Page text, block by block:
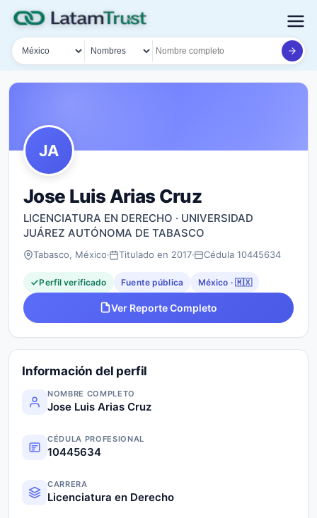
País
Tipo de búsqueda
Nombre o documento
JA
Jose Luis Arias Cruz
LICENCIATURA EN DERECHO · UNIVERSIDAD
JUÁREZ AUTÓNOMA DE TABASCO
Tabasco, México Titulado en 2017 Cédula 10445634
Perfil verificado Fuente pública México · 🇲🇽
Ver Reporte Completo
Información del perfil
NOMBRE COMPLETO
Jose Luis Arias Cruz
CÉDULA PROFESIONAL
10445634
CARRERA
Licenciatura en Derecho